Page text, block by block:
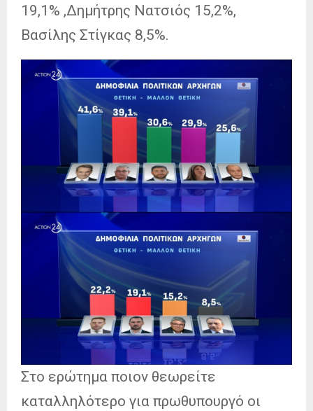
19,1% ,Δημήτρης Νατσιός 15,2%,
Βασίλης Στίγκας 8,5%.
Στο ερώτημα ποιον θεωρείτε
καταλληλότερο για πρωθυπουργό οι